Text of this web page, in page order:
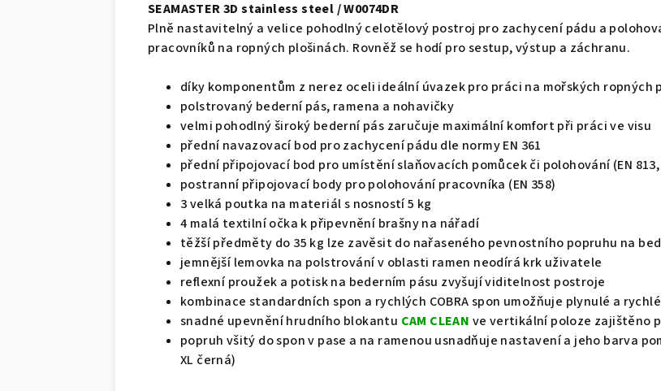
SEAMASTER 3D stainless steel / W0074DR
Plně nastavitelný a velice pohodlný celotělový postroj pro zachycení pádu a
pracovníků na ropných plošinách. Rovněž se hodí pro sestup, výstup a záchranu.
díky komponentům z nerez oceli ideální úvazek pro práci na mořských
polstrovaný bederní pás, ramena a nohavičky
velmi pohodlný široký bederní pás zaručuje maximální komfort při práci ve visu
přední navazovací bod pro zachycení pádu dle normy EN 361
přední připojovací bod pro umístění slaňovacích pomůcek či polohování (EN 813,
postranní připojovací body pro polohování pracovníka (EN 358)
3 velká poutka na materiál s nosností 5 kg
4 malá textilní očka k připevnění brašny na nářadí
těžší předměty do 35 kg lze zavěsit do nařaseného pevnostního popruhu na
jemnější lemovka na polstrování v oblasti ramen neodírá krk uživatele
reflexní proužek a potisk na bederním pásu zvyšují viditelnost postroje
kombinace standardních spon a rychlých COBRA spon umožňuje plynulé a
snadné upevnění hrudního blokantu CAM CLEAN ve vertikální poloze zajištěno
popruh všitý do spon v pase a na ramenou usnadňuje nastavení a jeho barva
XL černá)